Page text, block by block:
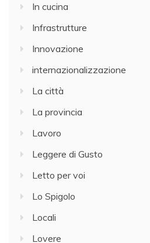
In cucina
Infrastrutture
Innovazione
internazionalizzazione
La città
La provincia
Lavoro
Leggere di Gusto
Letto per voi
Lo Spigolo
Locali
Lovere